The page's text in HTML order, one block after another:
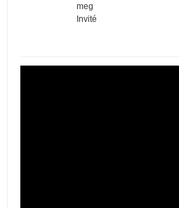
meg
Invité